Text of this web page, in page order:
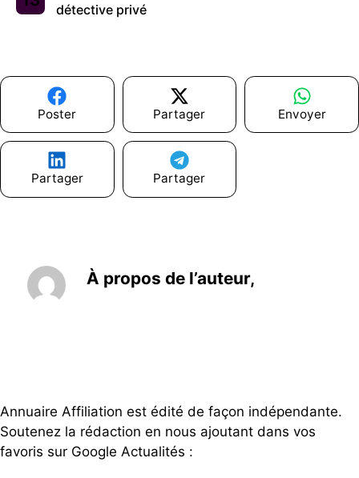
détective privé
Poster Partager Envoyer
Partager Partager
À propos de l’auteur,
Annuaire Affiliation est édité de façon indépendante.
Soutenez la rédaction en nous ajoutant dans vos
favoris sur Google Actualités :